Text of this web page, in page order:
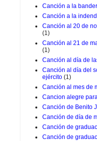
Canción a la
Canción a la
Canción al 20 de
(1)
Canción al 21 de
(1)
Canción al día de
Canción al día del
ejército (1)
Canción al mes de
Cancion alegre
Canción de Benito
Canción de día de
Canción de
Canción de